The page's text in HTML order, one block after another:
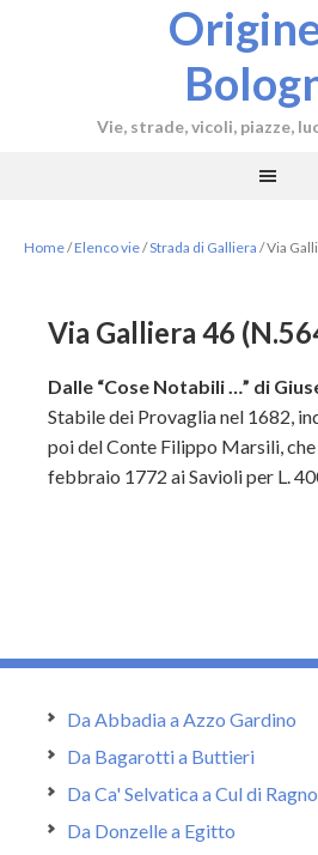
Vie, strade, vicoli, piazze,
Home/Elenco vie/Strada di Galliera /Via
Via Galliera 46
Dalle “Cose Notabili …” di
Stabile dei Provaglia nel 1682,
poi del Conte Filippo Marsili,
febbraio 1772 ai Savioli per L.
Da Abbadia a Azzo Gardino
Da Bagarotti a Buttieri
Da Ca' Selvatica a Cul di Ragno
Da Donzelle a Egitto